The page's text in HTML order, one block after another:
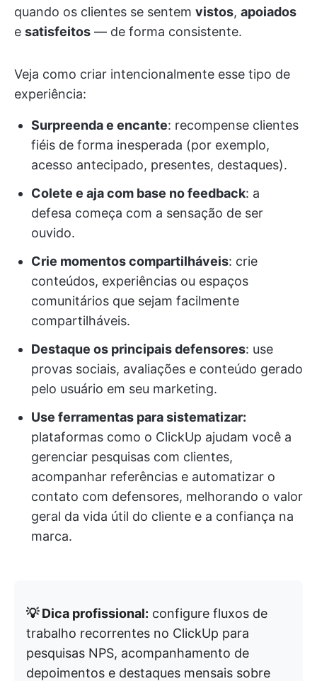
quando os clientes se sentem vistos, apoiados
e satisfeitos — de forma consistente.
Veja como criar intencionalmente esse tipo de
experiência:
Surpreenda e encante: recompense clientes
fiéis de forma inesperada (por exemplo,
acesso antecipado, presentes, destaques).
Colete e aja com base no feedback: a
defesa começa com a sensação de ser
ouvido.
Crie momentos compartilháveis: crie
conteúdos, experiências ou espaços
comunitários que sejam facilmente
compartilháveis.
Destaque os principais defensores: use
provas sociais, avaliações e conteúdo gerado
pelo usuário em seu marketing.
Use ferramentas para sistematizar:
plataformas como o ClickUp ajudam você a
gerenciar pesquisas com clientes,
acompanhar referências e automatizar o
contato com defensores, melhorando o valor
geral da vida útil do cliente e a confiança na
marca.
💡 Dica profissional: configure fluxos de
trabalho recorrentes no ClickUp para
pesquisas NPS, acompanhamento de
depoimentos e destaques mensais sobre